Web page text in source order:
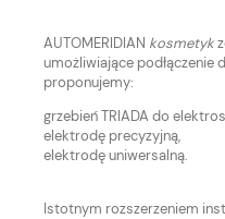
AUTOMERIDIAN kosmetyk
umożliwiające
proponujemy:
grzebień TRIADA do
elektrodę precyzyjną,
elektrodę uniwersalną.
Istotnym rozszerzeniem